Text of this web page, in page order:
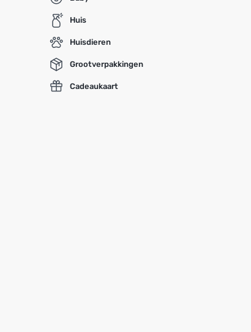
Huis
Huisdieren
Grootverpakkingen
Cadeaukaart